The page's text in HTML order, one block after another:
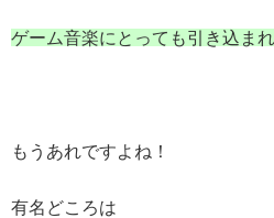
ゲーム音楽にとっても引き込ま
もうあれですよね！
有名どころは